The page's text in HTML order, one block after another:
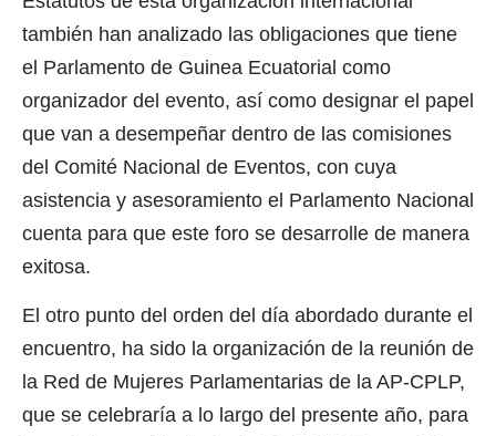
también han analizado las obligaciones que tiene
el Parlamento de Guinea Ecuatorial como
organizador del evento, así como designar el papel
que van a desempeñar dentro de las comisiones
del Comité Nacional de Eventos, con cuya
asistencia y asesoramiento el Parlamento Nacional
cuenta para que este foro se desarrolle de manera
exitosa.
El otro punto del orden del día abordado durante el
encuentro, ha sido la organización de la reunión de
la Red de Mujeres Parlamentarias de la AP-CPLP,
que se celebraría a lo largo del presente año, para